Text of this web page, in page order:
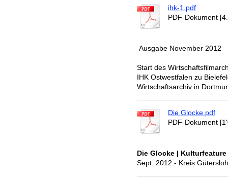
ihk-1.pdf
PDF-Dokument
Ausgabe November 2012
Start des
IHK Ostwestfalen zu
Wirtschaftsarchiv in
Die Glocke.pdf
PDF-Dokument
Die Glocke | Kulturfeature
Sept. 2012 - Kreis Gütersloh